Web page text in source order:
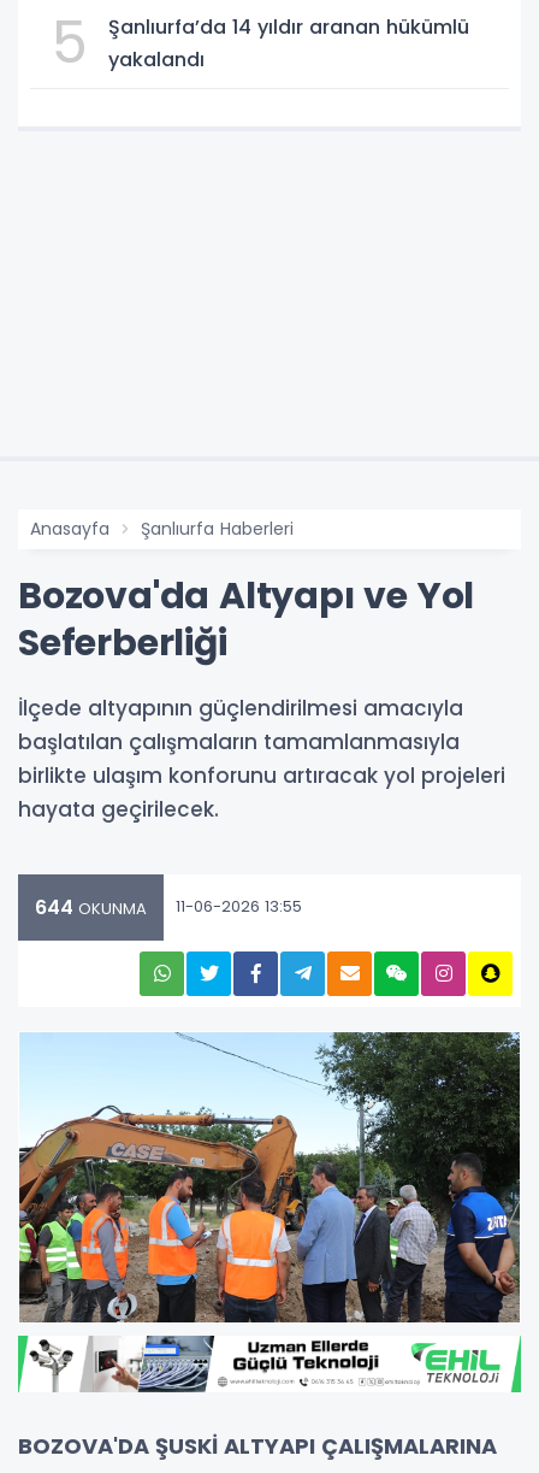
5
Şanlıurfa’da 14 yıldır aranan hükümlü
yakalandı
Anasayfa Şanlıurfa Haberleri
Bozova'da Altyapı ve Yol
Seferberliği
İlçede altyapının güçlendirilmesi amacıyla
başlatılan çalışmaların tamamlanmasıyla
birlikte ulaşım konforunu artıracak yol projeleri
hayata geçirilecek.
644 OKUNMA 11-06-2026 13:55
BOZOVA'DA ŞUSKİ ALTYAPI ÇALIŞMALARINA